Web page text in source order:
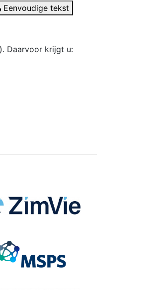
Eenvoudige tekst
Daarvoor krijgt u: